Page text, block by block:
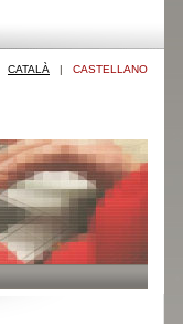
CATALÀ | CASTELLANO